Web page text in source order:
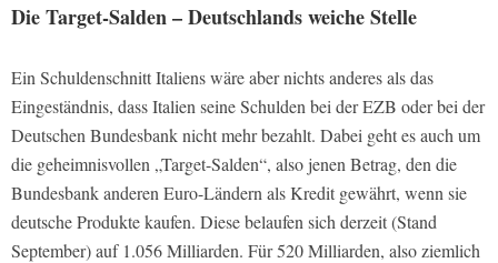
Die Target-Salden – Deutschlands weiche Stelle
Ein Schuldenschnitt Italiens wäre aber nichts anderes als das
Eingeständnis, dass Italien seine Schulden bei der EZB oder bei der
Deutschen Bundesbank nicht mehr bezahlt. Dabei geht es auch um
die geheimnisvollen „Target-Salden“, also jenen Betrag, den die
Bundesbank anderen Euro-Ländern als Kredit gewährt, wenn sie
deutsche Produkte kaufen. Diese belaufen sich derzeit (Stand
September) auf 1.056 Milliarden. Für 520 Milliarden, also ziemlich